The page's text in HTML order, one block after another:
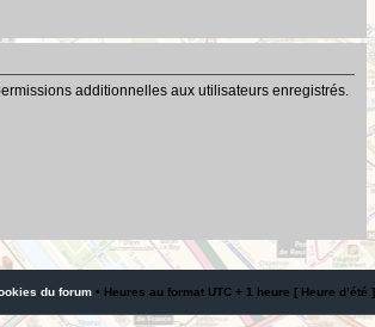
additionnelles aux utilisateurs enregistrés.
du forum • Heures au format UTC + 1 heure [ Heure d’été ]